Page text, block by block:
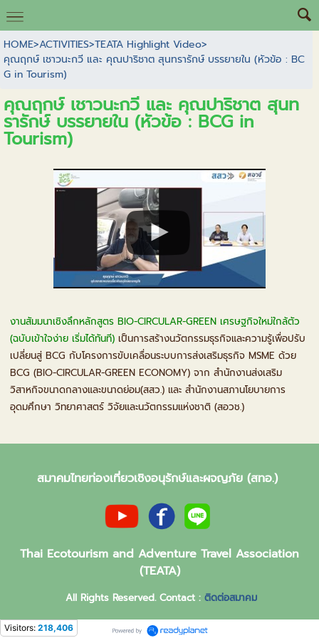
HOME>ACTIVITIES>TEATA Highlight Video>
คุณฤกษ์ เชาวนะกวี และ คุณปาริชาต สุนทรารักษ์ บรรยายใน (หัวข้อ : BC
G in Tourism)
คุณฤกษ์ เชาวนะกวี และ คุณปาริชาต สุนท
รารักษ์ บรรยายใน (หัวข้อ : BCG in
Tourism)
งานสัมมนาเชิงลึกหลักสูตร BIO-CIRCULAR-GREEN เศรษฐกิจใหม่ใกล้ตัว
(ฉบับเข้าใจง่าย เริ่มได้ทันที) เป็นการสร้างนวัตกรรมธุรกิจและความรู้เพื่อปรับ
เปลี่ยนสู่ BCG กับโครงการขับเคลื่อนระบบการส่งเสริมธุรกิจ MSME ด้วย
BCG (BIO-CIRCULAR-GREEN ECONOMY) จาก สำนักงานส่งเสริม
วิสาหกิจขนาดกลางและขนาดย่อม(สสว.) และ สำนักงานสภานโยบายการ
อุดมศึกษา วิทยาศาสตร์ วิจัยและนวัตกรรมแห่งชาติ (สอวช.)
สมาคมไทยท่องเที่ยวเชิงอนุรักษ์และผจญภัย (สทอ.)
Thai Ecotourism and Adventure Travel Association
(TEATA)
All Rights Reserved. Contact : ติดต่อสมาคม
Visitors: 218,406